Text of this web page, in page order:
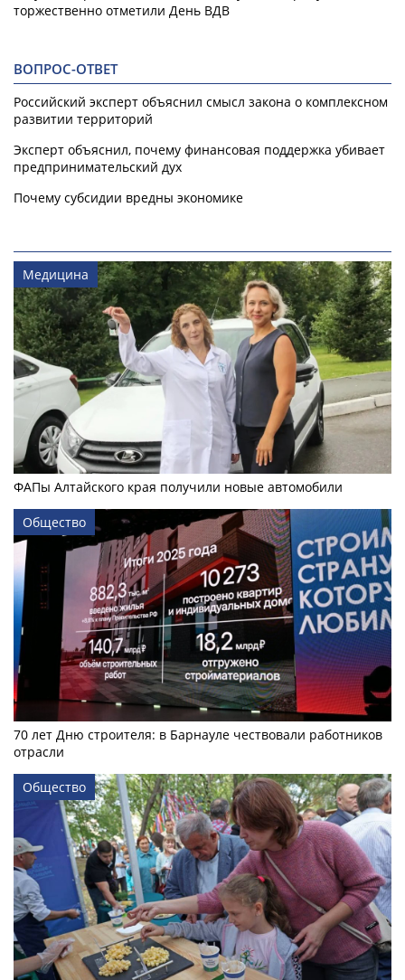
торжественно отметили День ВДВ
ВОПРОС-ОТВЕТ
Российский эксперт объяснил смысл закона о комплексном
развитии территорий
Эксперт объяснил, почему финансовая поддержка убивает
предпринимательский дух
Почему субсидии вредны экономике
Медицина
ФАПы Алтайского края получили новые автомобили
Общество
70 лет Дню строителя: в Барнауле чествовали работников
отрасли
Общество